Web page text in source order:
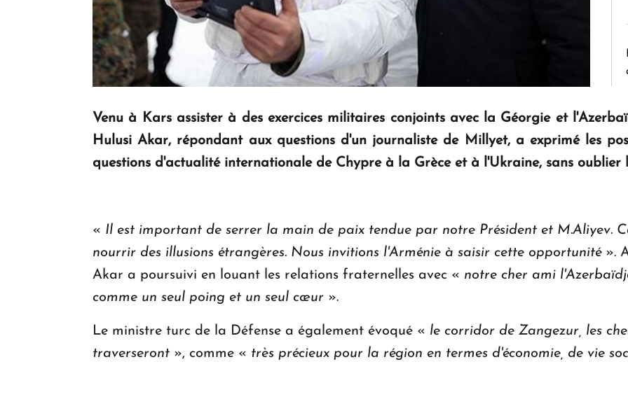
Venu à Kars assister à des exercices militaires conjoints avec la Géorgie et
Hulusi Akar, répondant aux questions d'un journaliste de Millyet, a exprimé les
questions d'actualité internationale de Chypre à la Grèce et à l'Ukraine, sans oublier
« Il est important de serrer la main de paix tendue par notre Président et M.Aliyev.
nourrir des illusions étrangères. Nous invitions l'Arménie à saisir cette opportunité».
Akar a poursuivi en louant les relations fraternelles avec « notre cher ami
comme un seul poing et un seul cœur ».
Le ministre turc de la Défense a également évoqué « le corridor de Zangezur, les
traverseront », comme « très précieux pour la région en termes d'économie, de vie